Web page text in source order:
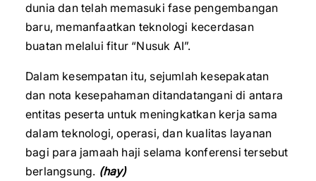
dunia dan telah memasuki fase pengembangan
baru, memanfaatkan teknologi kecerdasan
buatan melalui fitur “Nusuk AI”.
Dalam kesempatan itu, sejumlah kesepakatan
dan nota kesepahaman ditandatangani di antara
entitas peserta untuk meningkatkan kerja sama
dalam teknologi, operasi, dan kualitas layanan
bagi para jamaah haji selama konferensi tersebut
berlangsung. (hay)